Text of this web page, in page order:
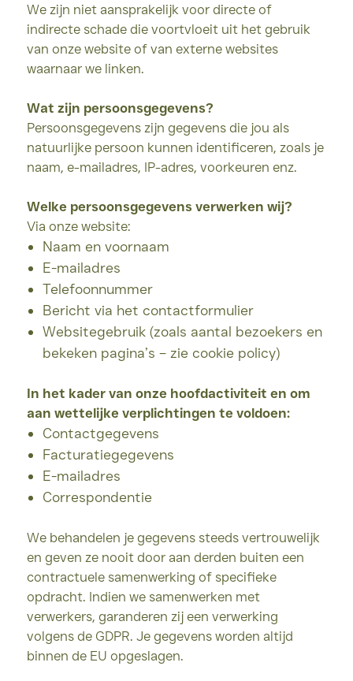
We zijn niet aansprakelijk voor directe of
indirecte schade die voortvloeit uit het gebruik
van onze website of van externe websites
waarnaar we linken.
Wat zijn persoonsgegevens?
Persoonsgegevens zijn gegevens die jou als
natuurlijke persoon kunnen identificeren, zoals je
naam, e-mailadres, IP-adres, voorkeuren enz.
Welke persoonsgegevens verwerken wij?
Via onze website:
Naam en voornaam
E-mailadres
Telefoonnummer
Bericht via het contactformulier
Websitegebruik (zoals aantal bezoekers en
bekeken pagina’s – zie cookie policy)
In het kader van onze hoofdactiviteit en om
aan wettelijke verplichtingen te voldoen:
Contactgegevens
Facturatiegegevens
E-mailadres
Correspondentie
We behandelen je gegevens steeds vertrouwelijk
en geven ze nooit door aan derden buiten een
contractuele samenwerking of specifieke
opdracht. Indien we samenwerken met
verwerkers, garanderen zij een verwerking
volgens de GDPR. Je gegevens worden altijd
binnen de EU opgeslagen.